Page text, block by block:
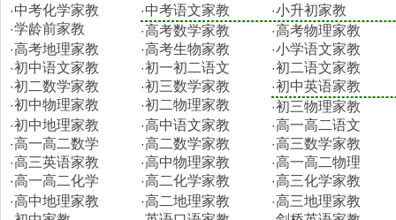
·中考化学家教 ·中考语文家教 ·小升初家教
·学龄前家教 ·高考数学家教 ·高考物理家教
·高考地理家教 ·高考生物家教 ·小学语文家教
·初中语文家教 ·初一初二语文 ·初二语文家教
·初二数学家教 ·初三数学家教 ·初中英语家教
·初中物理家教 ·初二物理家教 ·初三物理家教
·初中地理家教 ·高中语文家教 ·高一高二语文
·高一高二数学 ·高二数学家教 ·高三数学家教
·高三英语家教 ·高中物理家教 ·高一高二物理
·高一高二化学 ·高二化学家教 ·高三化学家教
·高中地理家教 ·高二地理家教 ·高三地理家教